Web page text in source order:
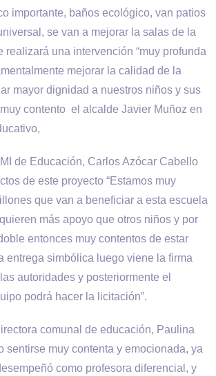
importante, baños ecológico, van patios
se van a mejorar la salas de la
realizará una intervención “muy profunda
mejorar la calidad de la
mayor dignidad a nuestros niños y sus
contento el alcalde Javier Muñoz en
de Educación, Carlos Azócar Cabello
de este proyecto “Estamos muy
que van a beneficiar a esta escuela
más apoyo que otros niños y por
entonces muy contentos de estar
entrega simbólica luego viene la firma
autoridades y posteriormente el
podrá hacer la licitación”.
comunal de educación, Paulina
sentirse muy contenta y emocionada, ya
como profesora diferencial, y